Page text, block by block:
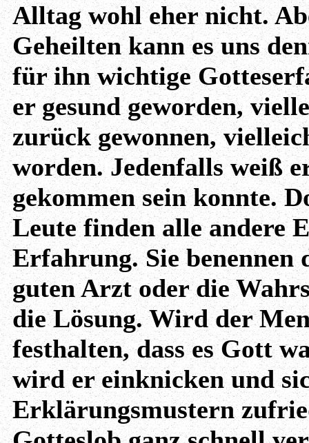
Alltag wohl eher nicht.
Geheilten kann es uns
für ihn wichtige
er gesund geworden,
zurück gewonnen,
worden. Jedenfalls weiß
gekommen sein konnte.
Leute finden alle andere
Erfahrung. Sie benennen
guten Arzt oder die
die Lösung. Wird der
festhalten, dass es Gott
wird er einknicken und
Erklärungsmustern